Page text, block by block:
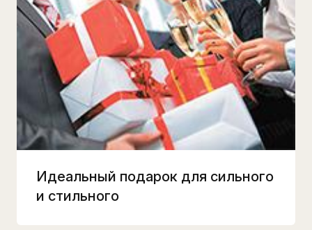
Идеальный подарок для сильного
и стильного